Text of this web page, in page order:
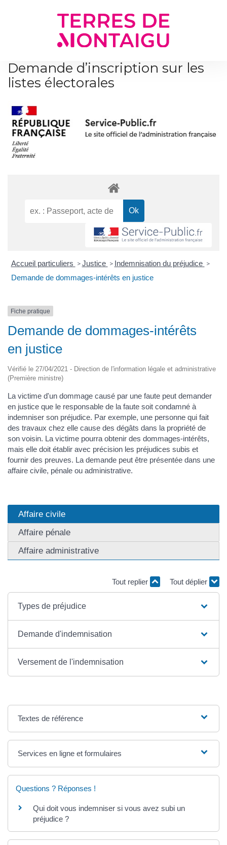
Demande d’inscription sur les
listes électorales
Accueil particuliers > Justice > Indemnisation du préjudice >
Demande de dommages-intérêts en justice
Fiche pratique
Demande de dommages-intérêts
en justice
Vérifié le 27/04/2021 - Direction de l'information légale et administrative
(Première ministre)
La victime d'un dommage causé par une faute peut demander
en justice que le responsable de la faute soit condamné à
indemniser son préjudice. Par exemple, une personne qui fait
des travaux chez elle cause des dégâts dans la propriété de
son voisin. La victime pourra obtenir des dommages-intérêts,
mais elle doit établir avec précision les préjudices subis et
fournir des preuves. La demande peut être présentée dans une
affaire civile, pénale ou administrative.
Affaire civile
Affaire pénale
Affaire administrative
Tout replier Tout déplier
Types de préjudice
Demande d'indemnisation
Versement de l'indemnisation
Textes de référence
Services en ligne et formulaires
Questions ? Réponses !
Qui doit vous indemniser si vous avez subi un
préjudice ?